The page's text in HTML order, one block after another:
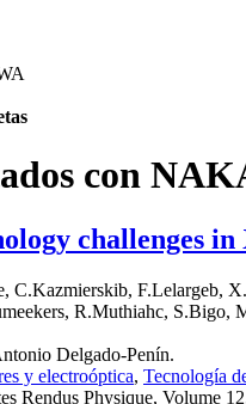
con
challenges
C.Kazmierskib, F.Lelargeb,
R.Muthiahc,
Delgado-Penín.
y electroóptica, Tecnología
Rendus Physique, Volume